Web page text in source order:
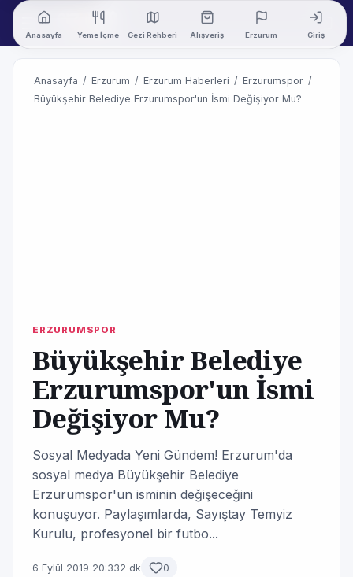
Anasayfa Yeme İçme Gezi Rehberi Alışveriş Erzurum Giriş
Anasayfa / Erzurum / Erzurum Haberleri / Erzurumspor /
Büyükşehir Belediye Erzurumspor'un İsmi Değişiyor Mu?
ERZURUMSPOR
Büyükşehir Belediye
Erzurumspor'un İsmi
Değişiyor Mu?
Sosyal Medyada Yeni Gündem! Erzurum'da
sosyal medya Büyükşehir Belediye
Erzurumspor'un isminin değişeceğini
konuşuyor. Paylaşımlarda, Sayıştay Temyiz
Kurulu, profesyonel bir futbo...
6 Eylül 2019 20:332 dk 0